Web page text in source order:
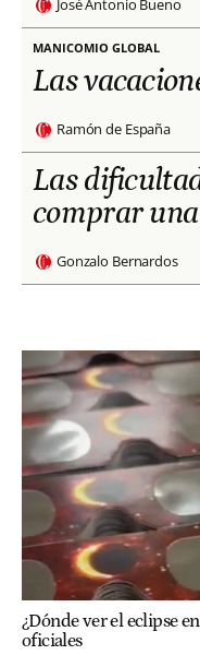
José Antonio Bueno
MANICOMIO GLOBAL
Las
Ramón de España
Las
comprar
Gonzalo Bernardos
¿Dónde ver el eclipse
oficiales